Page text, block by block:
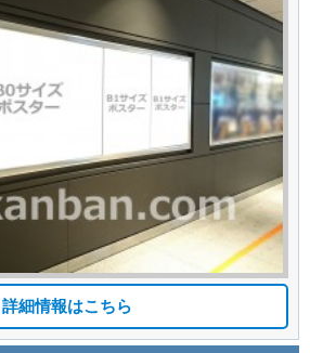
詳細情報はこちら